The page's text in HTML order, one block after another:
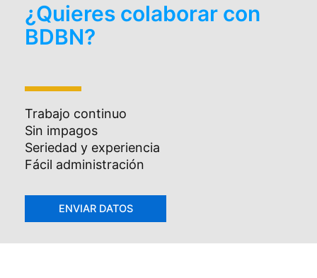
¿Quieres colaborar con
BDBN?
Trabajo continuo
Sin impagos
Seriedad y experiencia
Fácil administración